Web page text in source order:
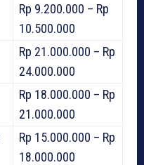
Rp 9.200.000 – Rp
10.500.000
Rp 21.000.000 – Rp
24.000.000
Rp 18.000.000 – Rp
21.000.000
Rp 15.000.000 – Rp
18.000.000